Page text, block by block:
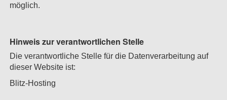
möglich.
Hinweis zur verantwortlichen Stelle
Die verantwortliche Stelle für die Datenverarbeitung auf
dieser Website ist:
Blitz-Hosting